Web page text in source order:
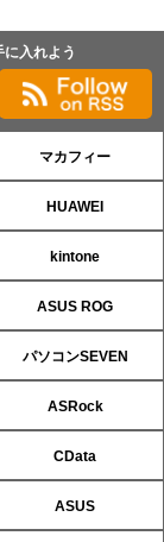
入れよう
マカフィー
HUAWEI
kintone
ASUS ROG
パソコンSEVEN
ASRock
CData
ASUS